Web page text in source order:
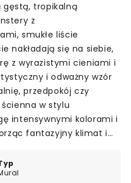
gęstą, tropikalną
z
smukłe liście
nakładają się na siebie,
z wyrazistymi cieniami i
i odważny wzór
przedpokój czy
w stylu
intensywnymi kolorami i
fantazyjny klimat i
rozwiązań